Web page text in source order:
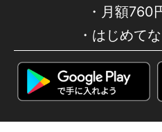
月額760
はじめて